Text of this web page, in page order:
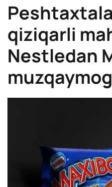
qiziqarli
Nestledan